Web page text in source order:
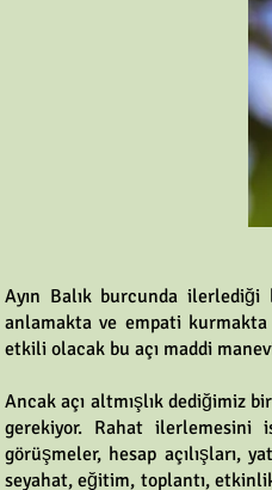
Ayın Balık burcunda
anlamakta ve empati kurmakta
etkili olacak bu açı maddi
Ancak açı altmışlık dediğimiz
gerekiyor. Rahat ilerlemesini
görüşmeler, hesap açılışları,
seyahat, eğitim, toplantı,